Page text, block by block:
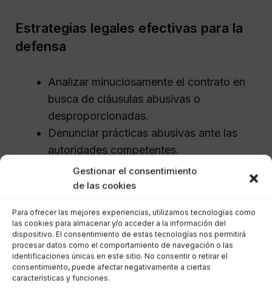
Gestionar el consentimiento
de las cookies
Para ofrecer las mejores experiencias, utilizamos tecnologías como
las cookies para almacenar y/o acceder a la información del
dispositivo. El consentimiento de estas tecnologías nos permitirá
procesar datos como el comportamiento de navegación o las
identificaciones únicas en este sitio. No consentir o retirar el
consentimiento, puede afectar negativamente a ciertas
características y funciones.
Estrategias legales efectivas para la
defensa
Analizar minuciosamente el contrato en
busca de cláusulas abusivas o
desproporcionadas.
Denunciar prácticas abusivas ante las
autoridades competentes.
Iniciar reclamaciones para anular
cláusulas abusivas.
que guíe todo el proceso legal.
Recopilar y presentar pruebas sólidas
que respalden las reclamaciones.
Recursos y acciones recomendadas